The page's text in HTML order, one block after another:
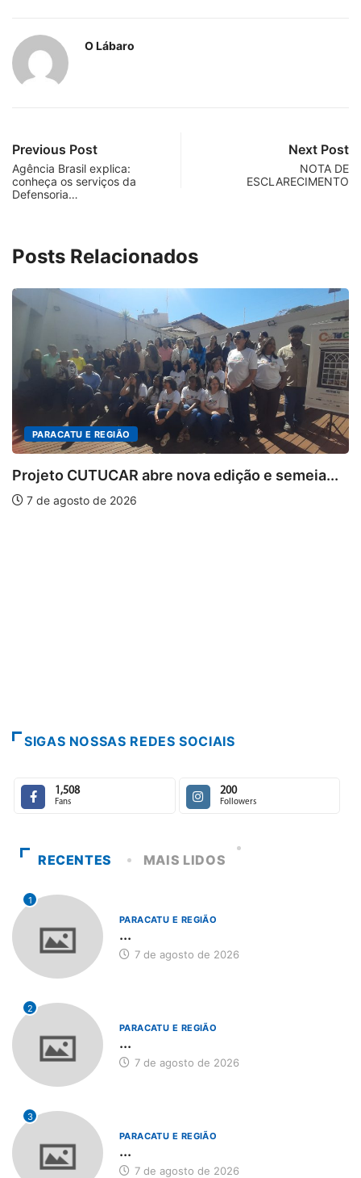
O Lábaro
Previous Post
Agência Brasil explica:
conheça os serviços da
Defensoria…
Next Post
NOTA DE
ESCLARECIMENTO
Posts Relacionados
e semeia...
SIGAS NOSSAS REDES SOCIAIS
1,508
Fans
200
Followers
RECENTES MAIS LIDOS
1
PARACATU E REGIÃO
...
7 de agosto de 2026
2
PARACATU E REGIÃO
...
7 de agosto de 2026
3
PARACATU E REGIÃO
...
7 de agosto de 2026